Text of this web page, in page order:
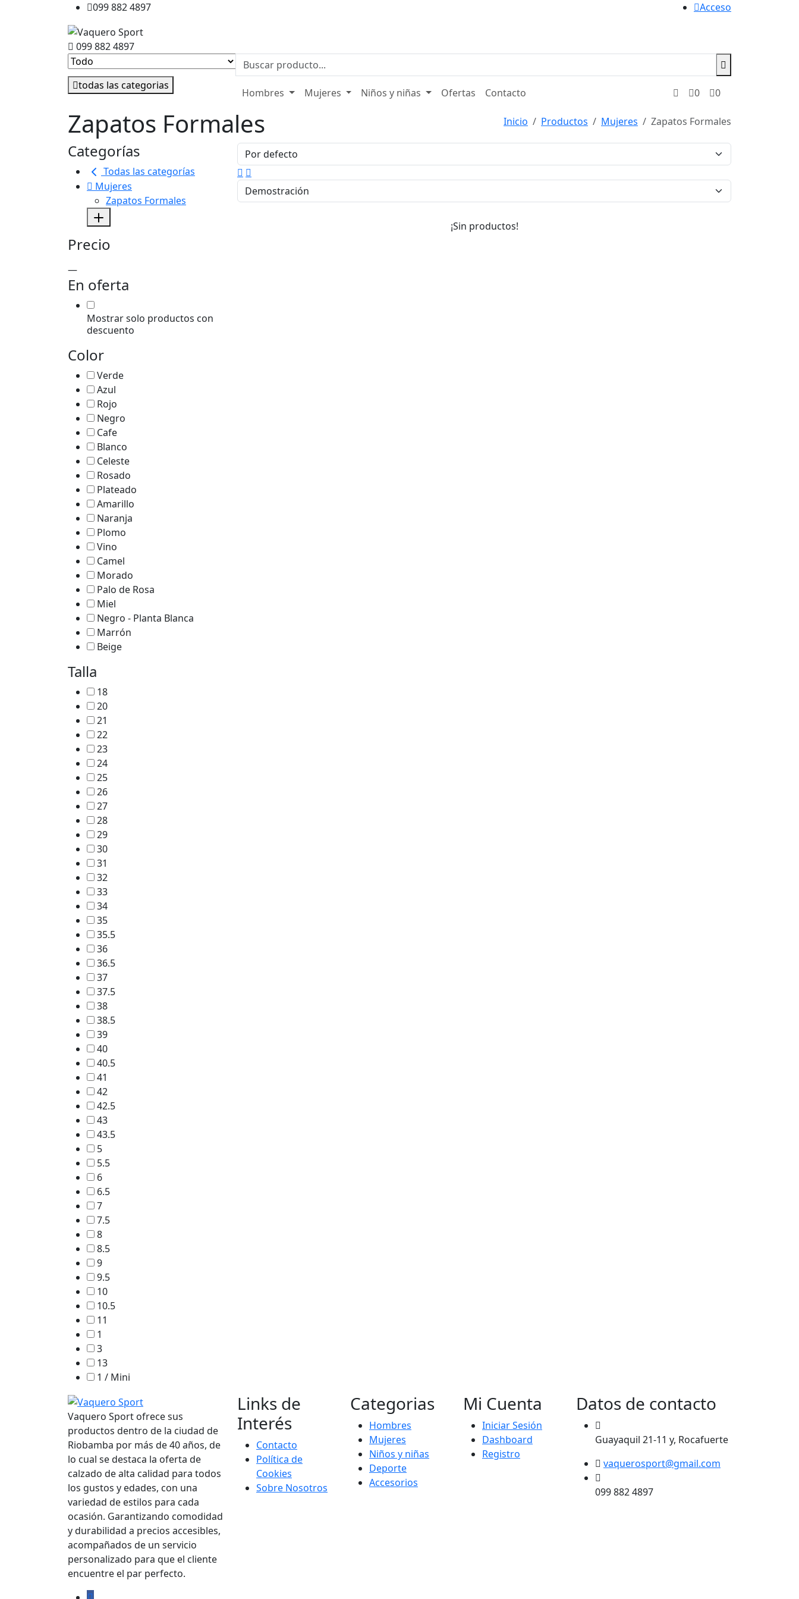
099 882 4897 Acceso
099 882 4897
todas las categorias
Hombres Mujeres Niños y niñas Ofertas Contacto 0 0
Zapatos Formales Inicio Productos Mujeres Zapatos Formales
¡Sin productos!
Categorías
Todas las categorías
Mujeres
Zapatos Formales
Precio
—
En oferta
Mostrar solo productos con
descuento
Color
Verde
Azul
Rojo
Negro
Cafe
Blanco
Celeste
Rosado
Plateado
Amarillo
Naranja
Plomo
Vino
Camel
Morado
Palo de Rosa
Miel
Negro - Planta Blanca
Marrón
Beige
Talla
18
20
21
22
23
24
25
26
27
28
29
30
31
32
33
34
35
35.5
36
36.5
37
37.5
38
38.5
39
40
40.5
41
42
42.5
43
43.5
5
5.5
6
6.5
7
7.5
8
8.5
9
9.5
10
10.5
11
1
3
13
1 / Mini
Vaquero Sport ofrece sus
productos dentro de la ciudad de
Riobamba por más de 40 años, de
lo cual se destaca la oferta de
calzado de alta calidad para todos
los gustos y edades, con una
variedad de estilos para cada
ocasión. Garantizando comodidad
y durabilidad a precios accesibles,
acompañados de un servicio
personalizado para que el cliente
encuentre el par perfecto.
Links de
Interés
Contacto
Política de
Cookies
Sobre Nosotros
Categorias
Hombres
Mujeres
Niños y niñas
Deporte
Accesorios
Mi Cuenta
Iniciar Sesión
Dashboard
Registro
Datos de contacto
Guayaquil 21-11 y, Rocafuerte
vaquerosport@gmail.com
099 882 4897